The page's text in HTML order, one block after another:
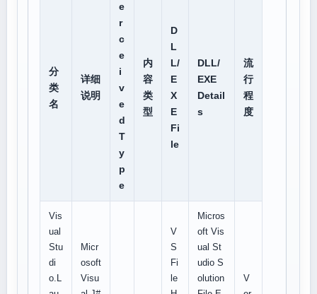
分
类
名
详细
说明
e
r
c
e
i
v
e
d
T
y
p
e
内
容
类
型
D
L
L/
E
X
E
Fi
le
DLL/
EXE
Detail
s
流
行
程
度
Vis
ual
Stu
di
o.L
Micr
osoft
Visu
V
S
Fi
le
Micros
oft Vis
ual St
udio S
olution
V